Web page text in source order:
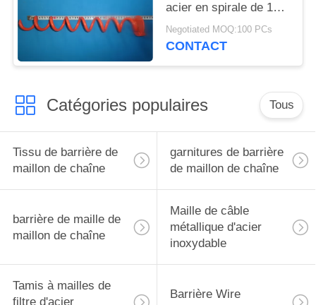
acier en spirale de 12
enjeux de pouce
Negotiated MOQ:100 PCs
CONTACT
Catégories populaires Tous
Tissu de barrière de
maillon de chaîne
garnitures de barrière
de maillon de chaîne
barrière de maille de
maillon de chaîne
Maille de câble
métallique d'acier
inoxydable
Tamis à mailles de
filtre d'acier
Barrière Wire